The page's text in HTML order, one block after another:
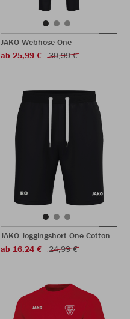
JAKO Webhose One
ab 25,99 €
39,99 €
JAKO Joggingshort One Cotton
ab 16,24 €
24,99 €